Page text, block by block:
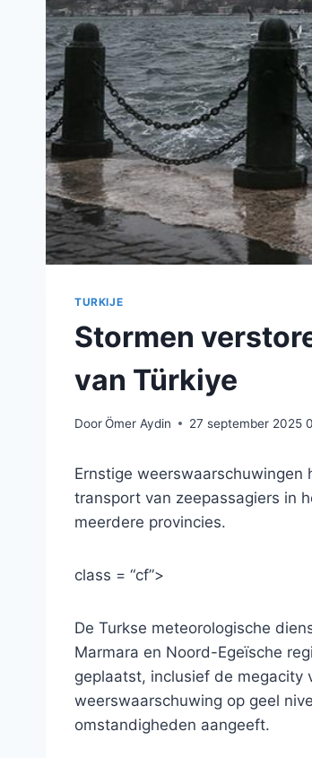
TURKIJE
Stormen
van Türkiye
DoorÖmer Aydin 27 september 2025
Ernstige
transport van zeepassagiers in
meerdere provincies.
class = “cf”>
De Turkse meteorologische
Marmara en Noord-Egeïsche
geplaatst, inclusief de megacity
weerswaarschuwing op geel
omstandigheden aangeeft.